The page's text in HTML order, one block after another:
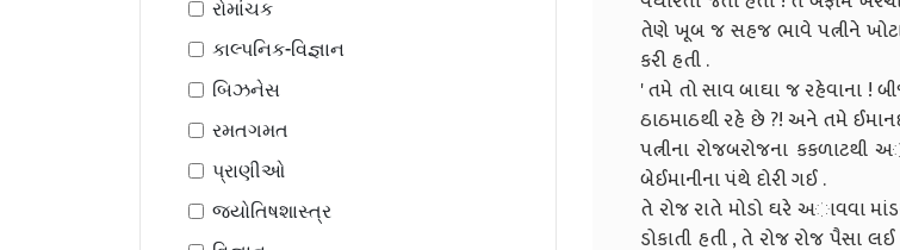
રોમાંચક
કાલ્પનિક-વિજ્ઞાન
બિઝનેસ
રમતગમત
પ્રાણીઓ
જ્યોતિષશાસ્ત્ર
તેણે ખૂબ જ સહજ ભાવે પત્નીને
કરી હતી .
' તમે તો સાવ બાઘા જ રહેવાના !
ઠાઠમાઠથી રહે છે ?! અને તમે
પત્નીના રોજબરોજના
બેઈમાનીના પંથે દોરી ગઈ .
તે રોજ રાતે મોડો ઘરે અાવવા
ડોકાતી હતી , તે રોજ રોજ પૈસા